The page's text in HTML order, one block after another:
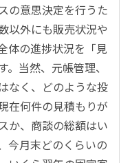
の意思決定を行うた
以外にも販売状況や
体の進捗状況を「見
当然、元帳管理、
なく、どのような投
在何件の見積もりが
か、商談の総額はい
今月末どのくらいの